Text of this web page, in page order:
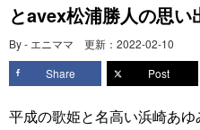
とavex松浦勝人の思い
By - エニママ 更新： 2022-02-10
Share
Post
平成の歌姫と名高い浜崎あ